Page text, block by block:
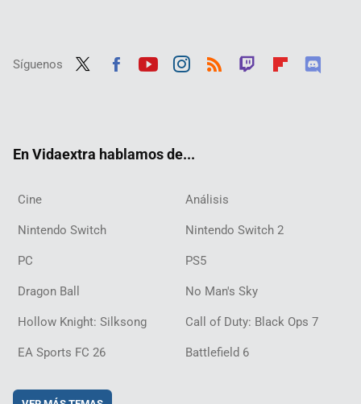
Síguenos
En Vidaextra hablamos de...
Cine Análisis
Nintendo Switch Nintendo Switch 2
PC PS5
Dragon Ball No Man's Sky
Hollow Knight: Silksong Call of Duty: Black Ops 7
EA Sports FC 26 Battlefield 6